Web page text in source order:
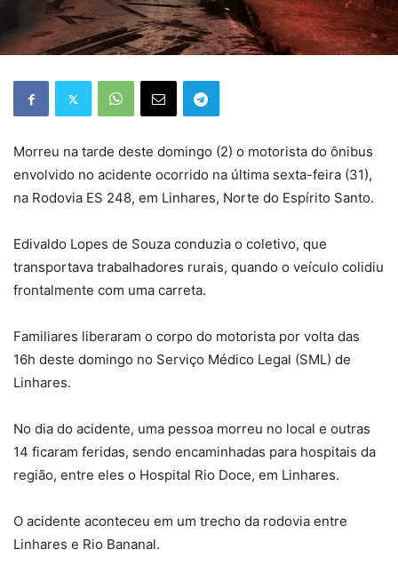
Morreu na tarde deste domingo (2) o motorista do ônibus
envolvido no acidente ocorrido na última sexta-feira (31),
na Rodovia ES 248, em Linhares, Norte do Espírito Santo.
Edivaldo Lopes de Souza conduzia o coletivo, que
transportava trabalhadores rurais, quando o veículo colidiu
frontalmente com uma carreta.
Familiares liberaram o corpo do motorista por volta das
16h deste domingo no Serviço Médico Legal (SML) de
Linhares.
No dia do acidente, uma pessoa morreu no local e outras
14 ficaram feridas, sendo encaminhadas para hospitais da
região, entre eles o Hospital Rio Doce, em Linhares.
O acidente aconteceu em um trecho da rodovia entre
Linhares e Rio Bananal.